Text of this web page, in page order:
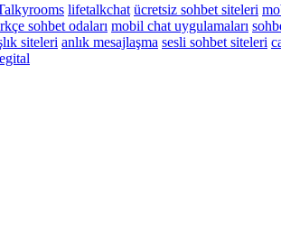
lifetalkchat ücretsiz sohbet siteleri
sohbet odaları mobil chat uygulamaları
siteleri anlık mesajlaşma sesli sohbet siteleri